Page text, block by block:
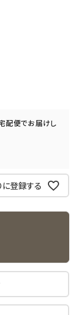
配便でお届けし
登録する